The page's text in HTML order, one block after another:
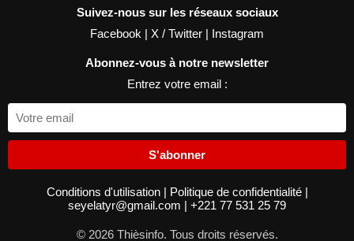
Suivez-nous sur les réseaux sociaux
Facebook | X / Twitter | Instagram
Abonnez-vous à notre newsletter
Entrez votre email :
S'abonner
Conditions d'utilisation | Politique de confidentialité |
seyelatyr@gmail.com | +221 77 531 25 79
© 2026 Thièsinfo. Tous droits réservés.